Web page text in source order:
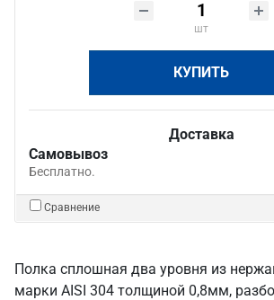
шт
КУПИТЬ
Доставка
Самовывоз
Бесплатно.
Сравнение
Полка сплошная два уровня из
марки AISI 304 толщиной 0,8мм,